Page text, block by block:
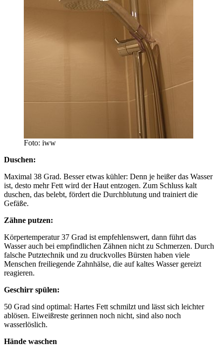
Foto: iww
Duschen:
Maximal 38 Grad. Besser etwas kühler: Denn je heißer das Wasser
ist, desto mehr Fett wird der Haut entzogen. Zum Schluss kalt
duschen, das belebt, fördert die Durchblutung und trainiert die
Gefäße.
Zähne putzen:
Körpertemperatur 37 Grad ist empfehlenswert, dann führt das
Wasser auch bei empfindlichen Zähnen nicht zu Schmerzen. Durch
falsche Putztechnik und zu druckvolles Bürsten haben viele
Menschen freiliegende Zahnhälse, die auf kaltes Wasser gereizt
reagieren.
Geschirr spülen:
50 Grad sind optimal: Hartes Fett schmilzt und lässt sich leichter
ablösen. Eiweißreste gerinnen noch nicht, sind also noch
wasserlöslich.
Hände waschen